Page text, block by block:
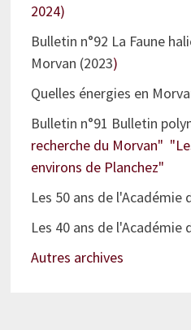
2024)
Bulletin n°92 La Faune
Morvan (2023)
Quelles énergies en
Bulletin n°91 Bulletin
recherche du Morvan"
environs de Planchez"
Les 50 ans de l'Académie
Les 40 ans de l'Académie
Autres archives